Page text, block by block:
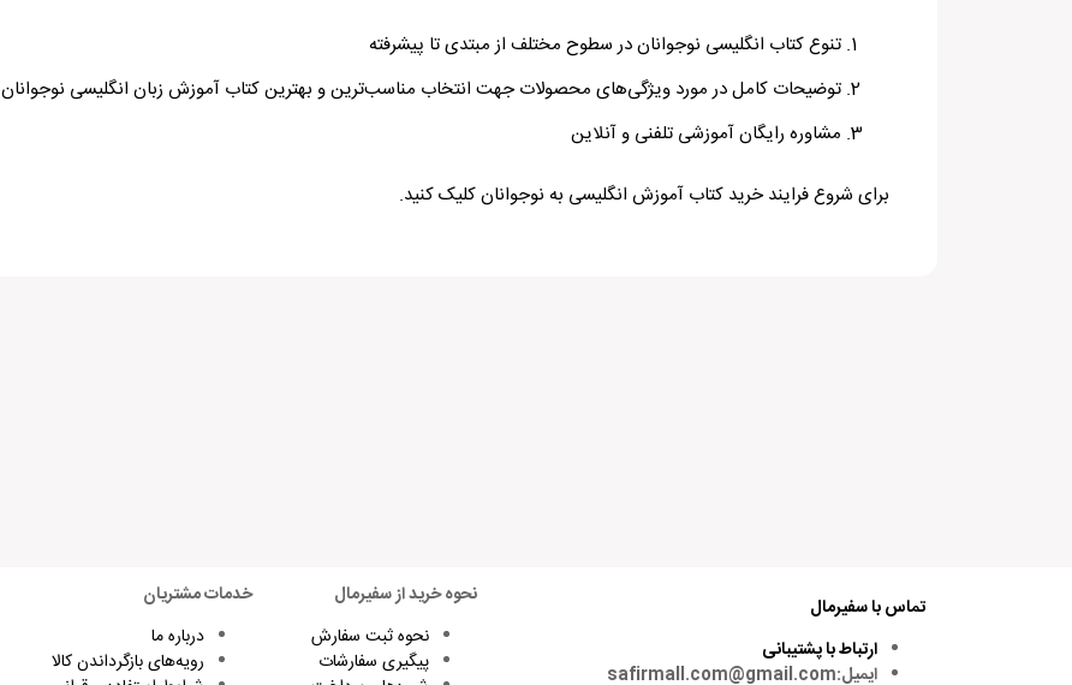
تنوع کتاب انگلیسی نوجوانان در سطوح مختلف از مبتدی تا پیشرفته
توضیحات کامل در مورد ویژگی‌­های محصولات جهت انتخاب مناسب‌ترین و بهترین کتاب آموزش زبان انگلیسی نوجوانان
مشاوره رایگان آموزشی تلفنی و آنلاین
برای شروع فرایند خرید کتاب آموزش انگلیسی به نوجوانان کلیک کنید.
تماس با سفیرمال
ارتباط با پشتیبانی
ایمیل:safirmall.com@gmail.com
نحوه خرید از سفیرمال
نحوه ثبت سفارش
پیگیری سفارشات
خدمات مشتریان
درباره ما
رویه‌های بازگرداندن کالا